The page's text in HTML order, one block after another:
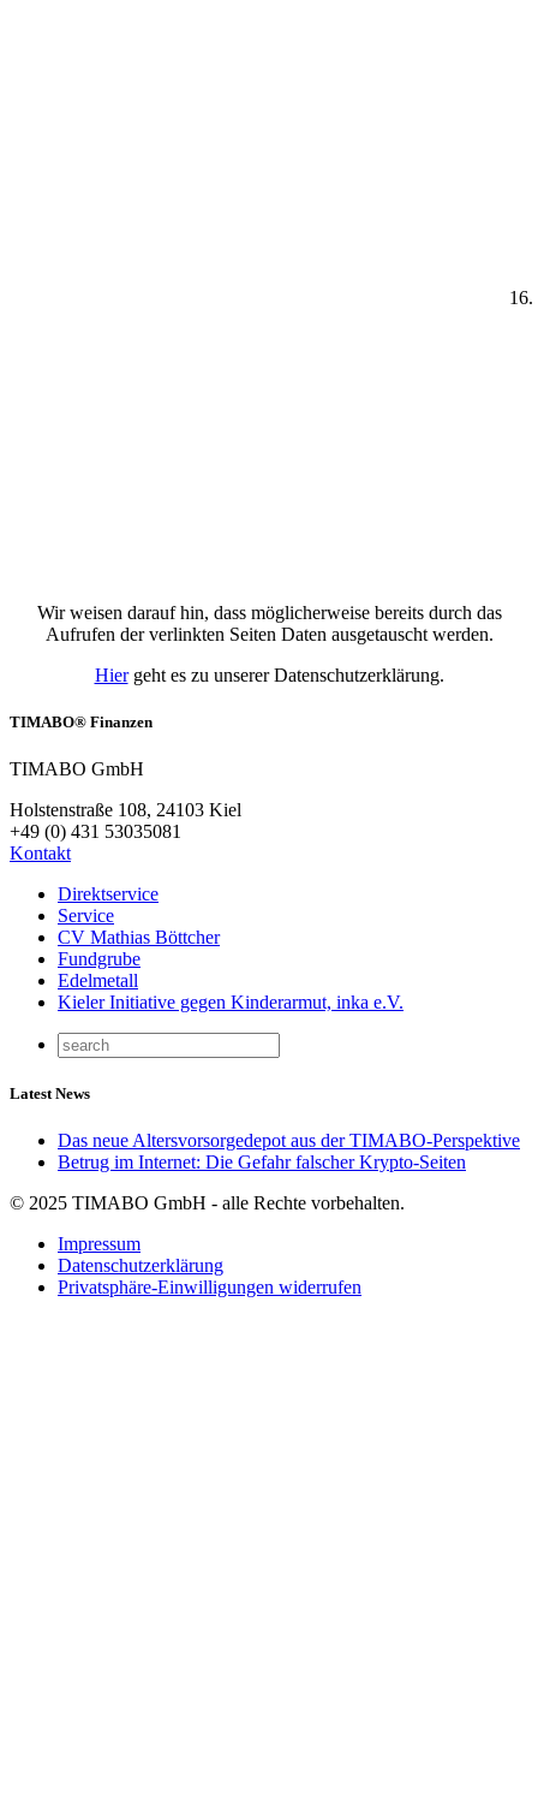
Wir weisen darauf hin, dass möglicherweise bereits durch das
Aufrufen der verlinkten Seiten Daten ausgetauscht werden.
Hiergeht es zu unserer Datenschutzerklärung.
TIMABO® Finanzen
TIMABO GmbH
Holstenstraße 108, 24103 Kiel
+49 (0) 431 53035081
Kontakt
Direktservice
Service
CV Mathias Böttcher
Fundgrube
Edelmetall
Kieler Initiative gegen Kinderarmut, inka e.V.
Latest News
Das neue Altersvorsorgedepot aus der TIMABO-Perspektive
Betrug im Internet: Die Gefahr falscher Krypto-Seiten
© 2025 TIMABO GmbH - alle Rechte vorbehalten.
Impressum
Datenschutzerklärung
Privatsphäre-Einwilligungen widerrufen